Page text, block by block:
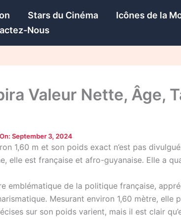
Stars du Cinéma Icônes de la
Nous
Valeur Nette, Âge,
September 3, 2024
1,60 m et son poids exact n’est pas
elle est française et afro-guyanaise. Elle a
emblématique de la politique française,
Mesurant environ 1,60 mètre,
sur son poids varient, mais il est clair